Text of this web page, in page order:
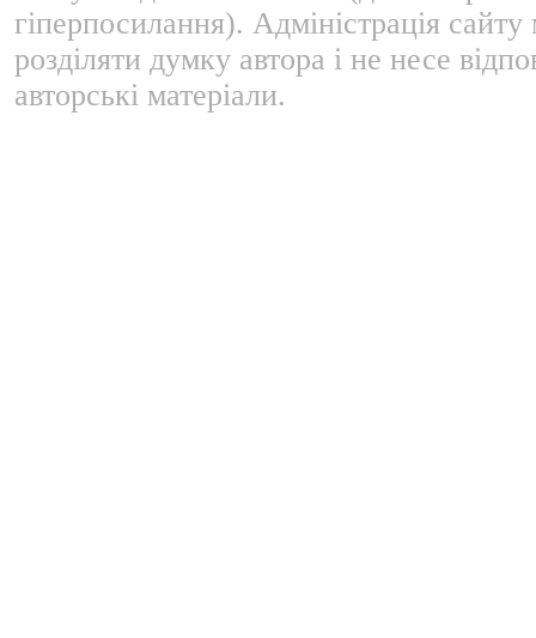
гіперпосилання). Адміністрація
розділяти думку автора і не несе
авторські матеріали.